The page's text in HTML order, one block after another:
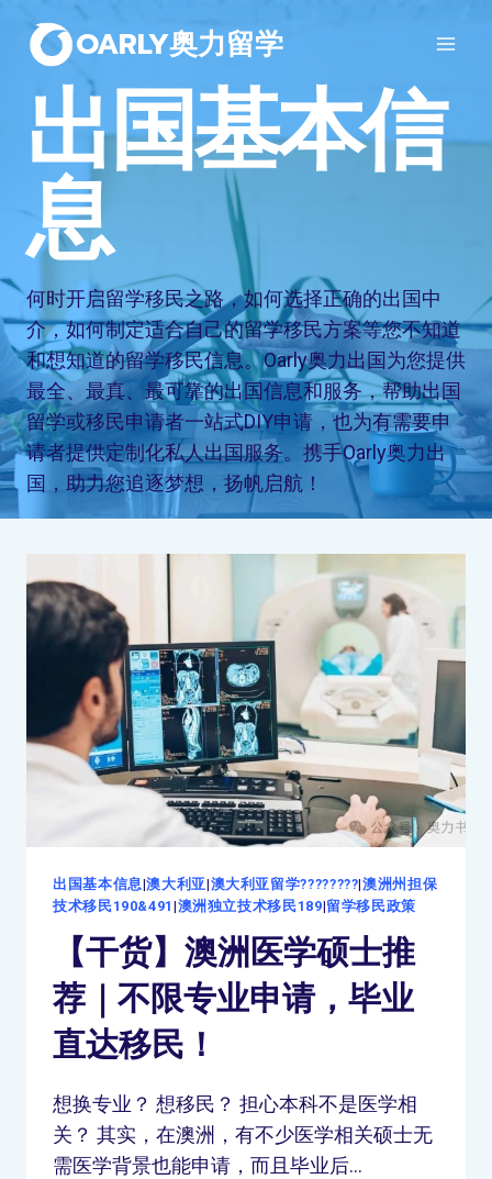
OARLY奥力留学
出国基本信
息
何时开启留学移民之路，如何选择正确的出国中
介，如何制定适合自己的留学移民方案等您不知道
和想知道的留学移民信息。Oarly奥力出国为您提供
最全、最真、最可靠的出国信息和服务，帮助出国
留学或移民申请者一站式DIY申请，也为有需要申
请者提供定制化私人出国服务。携手Oarly奥力出
国，助力您追逐梦想，扬帆启航！
出国基本信息|澳大利亚|澳大利亚留学????????|澳洲州担保
技术移民190&491 |澳洲独立技术移民189|留学移民政策
【干货】澳洲医学硕士推
荐｜不限专业申请，毕业
直达移民！
想换专业？ 想移民？ 担心本科不是医学相
关？ 其实，在澳洲，有不少医学相关硕士无
需医学背景也能申请，而且毕业后…